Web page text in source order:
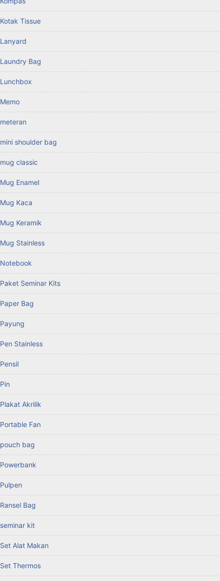
Kotak Tissue
Lanyard
Laundry Bag
Lunchbox
Memo
meteran
mini shoulder bag
mug classic
Mug Enamel
Mug Kaca
Mug Keramik
Mug Stainless
Notebook
Paket Seminar Kits
Paper Bag
Payung
Pen Stainless
Pensil
Pin
Plakat Akrilik
Portable Fan
pouch bag
Powerbank
Pulpen
Ransel Bag
seminar kit
Set Alat Makan
Set Thermos